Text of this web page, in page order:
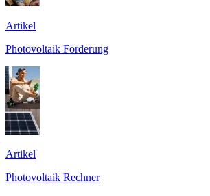
Artikel
Photovoltaik Förderung
Artikel
Photovoltaik Rechner